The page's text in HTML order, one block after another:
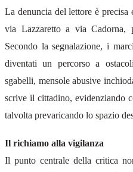
La denuncia del lettore è precisa
via Lazzaretto a via Cadorna,
Secondo la segnalazione, i
diventati un percorso a
sgabelli, mensole abusive
scrive il cittadino, evidenziando
talvolta prevaricando lo spazio
Il richiamo alla vigilanza
Il punto centrale della critica